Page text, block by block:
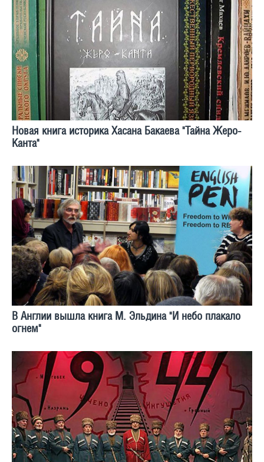
Новая книга историка Хасана Бакаева "Тайна Жеро-
Канта"
В Англии вышла книга М. Эльдина "И небо плакало
огнем"